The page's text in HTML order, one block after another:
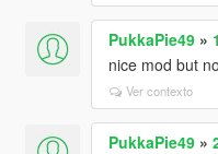
PukkaPie49»
nice mod but
Ver contexto
PukkaPie49»